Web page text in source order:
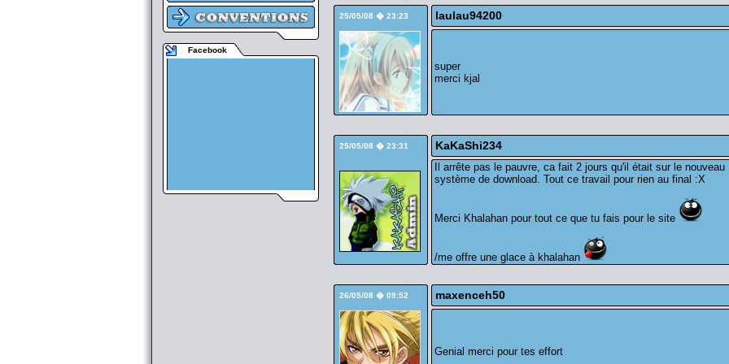
Facebook
25/05/08 � 23:23 laulau94200
super
merci kjal
25/05/08 � 23:31 KaKaShi234
Il arrête pas le pauvre, ca fait 2 jours qu'il était sur le nouveau
système de download. Tout ce travail pour rien au final :X
Merci Khalahan pour tout ce que tu fais pour le site
/me offre une glace à khalahan
26/05/08 � 09:52 maxenceh50
Genial merci pour tes effort